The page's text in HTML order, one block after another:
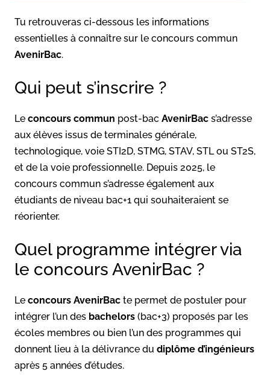
Tu retrouveras ci-dessous les informations
essentielles à connaître sur le concours commun
AvenirBac.
Qui peut s’inscrire ?
Le concours commun post-bac AvenirBac s’adresse
aux élèves issus de terminales générale,
technologique, voie STI2D, STMG, STAV, STL ou ST2S,
et de la voie professionnelle. Depuis 2025, le
concours commun s’adresse également aux
étudiants de niveau bac+1 qui souhaiteraient se
réorienter.
Quel programme intégrer via
le concours AvenirBac ?
Le concours AvenirBac te permet de postuler pour
intégrer l’un des bachelors (bac+3) proposés par les
écoles membres ou bien l’un des programmes qui
donnent lieu à la délivrance du diplôme d’ingénieurs
après 5 années d’études.